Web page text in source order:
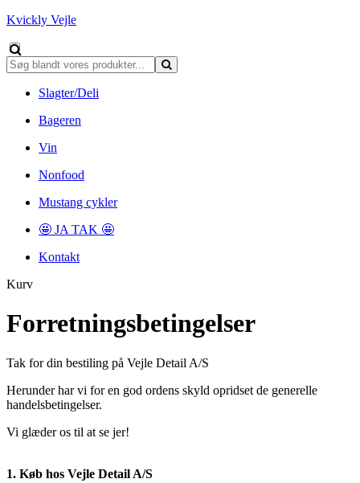
Kvickly Vejle
Slagter/Deli
Bageren
Vin
Nonfood
Mustang cykler
🤩 JA TAK 🤩
Kontakt
Kurv
Forretningsbetingelser
Tak for din bestiling på Vejle Detail A/S
Herunder har vi for en god ordens skyld opridset de generelle
handelsbetingelser.
Vi glæder os til at se jer!
1. Køb hos Vejle Detail A/S